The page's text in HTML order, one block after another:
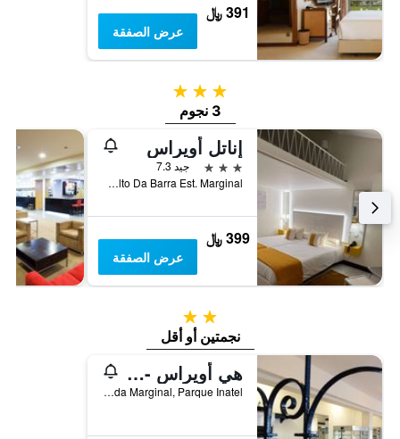
391 ﷼
عرض الصفقة
3 نجوم
3 نجوم
إناتل أويراس
3 نجوم
جيد 7.3
Alto Da Barra Est. Marginal, اويراس, محافظة لشبونة, البرتغال
399 ﷼
عرض الصفقة
2 نجمتين
نجمتين أو أقل
هي أويراس - بوسادا دي خوفينتود - هوستل
Estrada Marginal, Parque Inatel, اويراس, محافظة لشبونة, البرتغال